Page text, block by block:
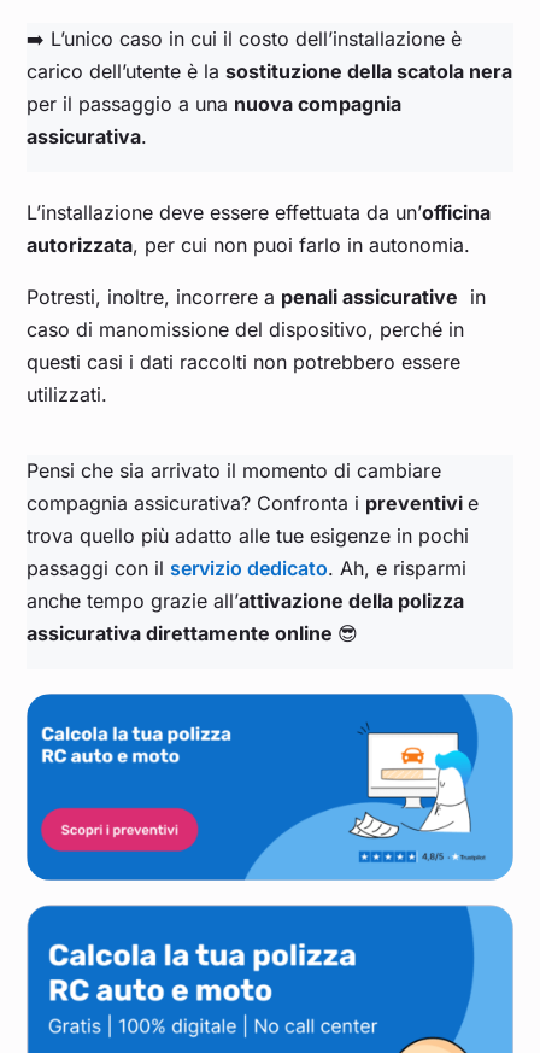
➡️ L’unico caso in cui il costo dell’installazione è
carico dell’utente è lasostituzione della scatola nera
per il passaggio a una nuova compagnia
assicurativa.
L’installazione deve essere effettuata da un’officina
autorizzata, per cui non puoi farlo in autonomia.
Potresti, inoltre, incorrere a penali assicurative in
caso di manomissione del dispositivo, perché in
questi casi i dati raccolti non potrebbero essere
utilizzati.
Pensi che sia arrivato il momento di cambiare
compagnia assicurativa? Confronta i preventivie
trova quello più adatto alle tue esigenze in pochi
passaggi con il servizio dedicato. Ah, e risparmi
anche tempo grazie all’attivazione della polizza
assicurativa direttamente online 😎